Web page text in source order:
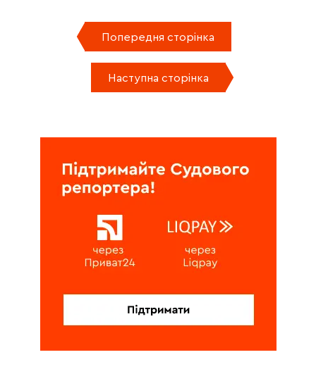
Попередня сторінка
Наступна сторінка